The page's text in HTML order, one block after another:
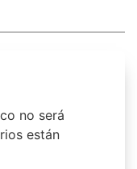
no será
están